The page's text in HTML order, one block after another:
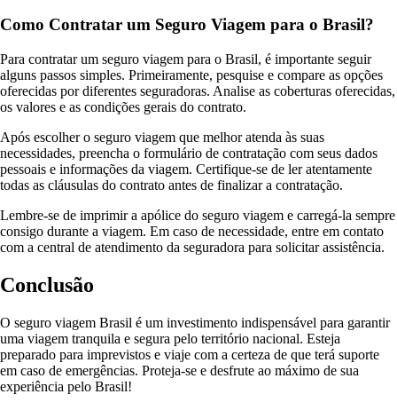
Como Contratar um Seguro Viagem para o Brasil?
Para contratar um seguro viagem para o Brasil, é importante seguir
alguns passos simples. Primeiramente, pesquise e compare as opções
oferecidas por diferentes seguradoras. Analise as coberturas oferecidas,
os valores e as condições gerais do contrato.
Após escolher o seguro viagem que melhor atenda às suas
necessidades, preencha o formulário de contratação com seus dados
pessoais e informações da viagem. Certifique-se de ler atentamente
todas as cláusulas do contrato antes de finalizar a contratação.
Lembre-se de imprimir a apólice do seguro viagem e carregá-la sempre
consigo durante a viagem. Em caso de necessidade, entre em contato
com a central de atendimento da seguradora para solicitar assistência.
Conclusão
O seguro viagem Brasil é um investimento indispensável para garantir
uma viagem tranquila e segura pelo território nacional. Esteja
preparado para imprevistos e viaje com a certeza de que terá suporte
em caso de emergências. Proteja-se e desfrute ao máximo de sua
experiência pelo Brasil!